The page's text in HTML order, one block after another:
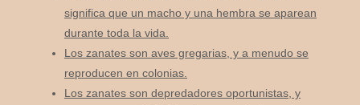
significa que un macho y una hembra se aparean
durante toda la vida.
Los zanates son aves gregarias, y a menudo se
reproducen en colonias.
Los zanates son depredadores oportunistas, y